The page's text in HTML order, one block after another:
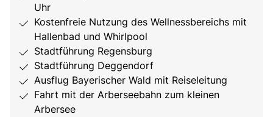
Uhr
Kostenfreie Nutzung des Wellnessbereichs mit
Hallenbad und Whirlpool
Stadtführung Regensburg
Stadtführung Deggendorf
Ausflug Bayerischer Wald mit Reiseleitung
Fahrt mit der Arberseebahn zum kleinen
Arbersee